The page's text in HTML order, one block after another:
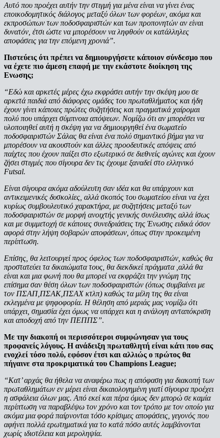
Αυτό που προέχει αυτήν την στιγμή για μένα είναι να γίνει ένας
εποικοδομητικός διάλογος μεταξύ όλων των φορέων, ακόμα και
εκπροσώπων των ποδοσφαιριστών και των προπονητών αν είναι
δυνατόν, έτσι ώστε να μπορέσουν να ληφθούν οι κατάλληλες
αποφάσεις για την επόμενη χρονιά”.
Πιστεύεις ότι πρέπει να δημιουργήσετε κάποιον σύνδεσμο που
να έχετε πιο άμεση επαφή με την εκάστοτε διοίκηση της
Ενωσης;
“Εδώ και αρκετές μέρες έχω εκφράσει αυτήν την σκέψη μου σε
αρκετά παιδιά από διάφορες ομάδες του πρωταθλήματος και ήδη
έχουν γίνει κάποιες πρώτες συζητήσεις και πραγματικά χαίρομαι
πολύ που υπάρχει σύμπνοια απόψεων. Νομίζω ότι αν μπορέσει να
υλοποιηθεί αυτή η σκέψη για να δημιουργηθεί ένα σωματείο
ποδοσφαιριστών Σάλας θα είναι ένα πολύ σημαντικό βήμα για να
μπορέσουν να ακουστούν και άλλες προοδευτικές απόψεις από
παίχτες που έχουν παίξει στο εξωτερικό σε διεθνείς αγώνες και έχουν
ζήσει στιγμές που σίγουρα δεν τις έχουμε ξαναδεί στο ελληνικό
Futsal.
Είναι σίγουρα ακόμα αδούλευτη σαν ιδέα και θα υπάρχουν και
αντικειμενικές δυσκολίες, αλλά σκοπός του σωματείου είναι να έχει
κυρίως συμβουλευτικό χαρακτήρα, με συζητήσεις μεταξύ των
ποδοσφαιριστών σε μορφή ανοιχτής γενικής συνέλευσης αλλά ίσως
και με συμμετοχή σε κάποιες συνεδριάσεις της Ένωσης ειδικά όσον
αφορά στην λήψη σοβαρών αποφάσεων, όπως στην προκειμένη
περίπτωση.
Επίσης, θα λειτουργεί προς όφελος των ποδοσφαιριστών, καθώς θα
προστατεύει τα δικαιώματα τους, θα διεκδικεί πράγματα ,αλλά θα
είναι και μια φωνή που θα μπορεί να εκφράζει την γνώμη της
επίσημα σαν θέση όλων των ποδοσφαιριστών (όπως συμβαίνει με
τον ΠΣΑΠ,ΠΣΑΚ,ΠΣΑΧ κτλπ) καθώς τα μέλη της θα είναι
εκλεγμένα με ψηφοφορία. Η θέληση από μεριάς μας νομίζω ότι
υπάρχει, σημασία έχει όμως να υπάρχει και η ανάλογη ανταπόκριση
και αποδοχή από την ΠΕΠΠΣ”.
Με την διακοπή οι περισσότεροι συμφώνησαν για τους
προφανείς λόγους. Η ανάδειξη πρωταθλητή είναι κάτι που σας
ενοχλεί τόσο πολύ, εφόσον έτσι και αλλιώς ο πρώτος θα
πήγαινε στα προκριματικά του Champions League;
“Κατ’ αρχάς θα ήθελα να αναφέρω πως η απόφαση για διακοπή των
πρωταθλημάτων εν μέρει είναι δικαιολογημένη γιατί σίγουρα προέχει
η ασφάλεια όλων μας. Από εκεί και πέρα όμως δεν μπορώ σε καμία
περίπτωση να παραβλέψω τον χρόνο και τον τρόπο με τον οποίο για
ακόμα μια φορά παίρνονται τόσο κρίσιμες αποφάσεις, γεγονός που
αφήνει πολλά ερωτηματικά για το κατά πόσο αυτές λαμβάνονται
χωρίς ιδιοτέλεια και μεροληψία.